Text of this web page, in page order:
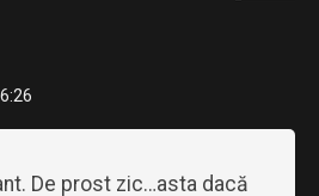
De prost zic…asta dacă